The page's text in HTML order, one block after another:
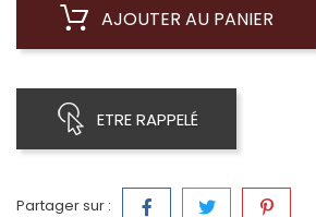
AJOUTER AU PANIER
ETRE RAPPELÉ
Partager sur :